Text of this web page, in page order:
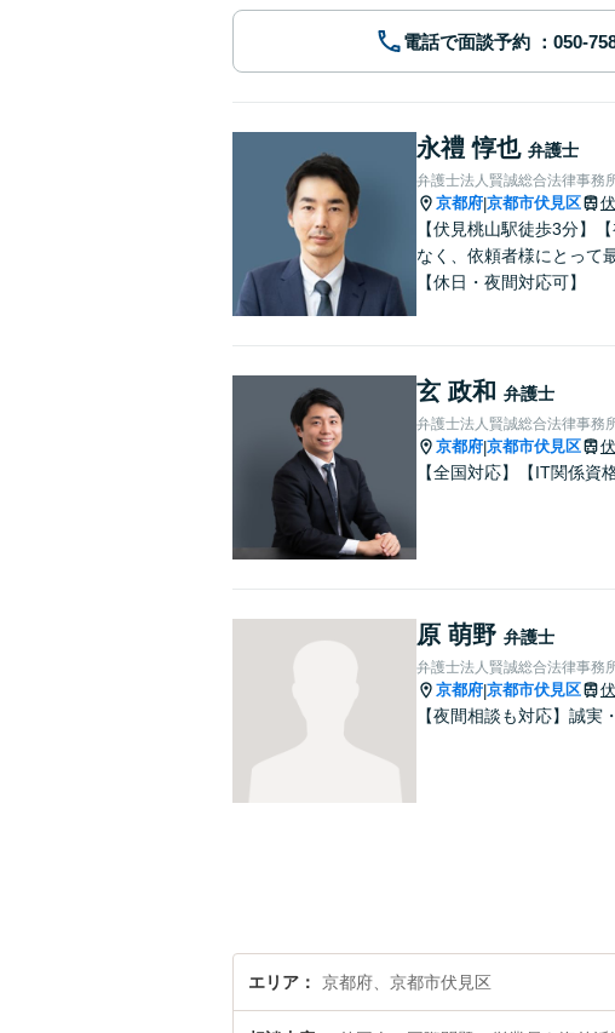
電話で面談予約
永禮 惇也 弁護士
弁護士法人賢誠総合法律事務
京都府|京都市伏見区
【伏見桃山駅徒歩3分】
なく、依頼者様にとって
【休日・夜間対応可】
玄 政和 弁護士
弁護士法人賢誠総合法律事務
京都府|京都市伏見区
【全国対応】【IT関係資
原 萌野 弁護士
弁護士法人賢誠総合法律事務
京都府|京都市伏見区
【夜間相談も対応】誠
エリア 京都府、京都市伏見区